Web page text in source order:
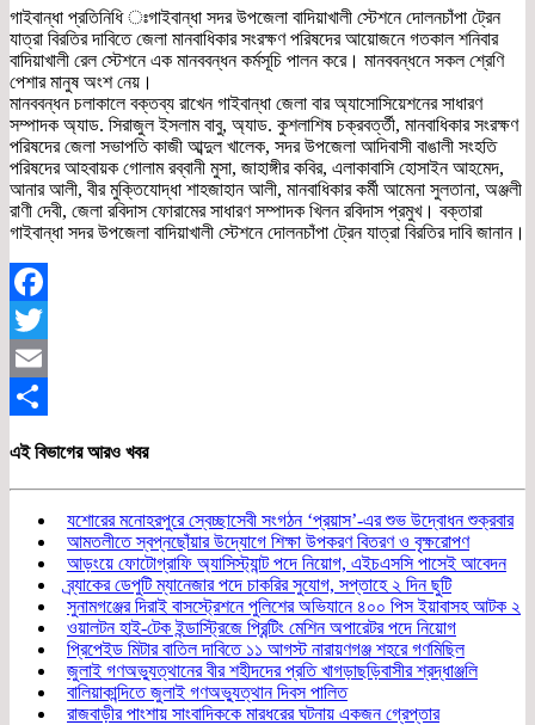
গাইবান্ধা প্রতিনিধি ঃগাইবান্ধা সদর উপজেলা বাদিয়াখালী স্টেশনে দোলনচাঁপা ট্রেন
যাত্রা বিরতির দাবিতে জেলা মানবাধিকার সংরক্ষণ পরিষদের আয়োজনে গতকাল শনিবার
বাদিয়াখালী রেল স্টেশনে এক মানববন্ধন কর্মসূচি পালন করে। মানববন্ধনে সকল শ্রেণি
পেশার মানুষ অংশ নেয়।
মানববন্ধন চলাকালে বক্তব্য রাখেন গাইবান্ধা জেলা বার অ্যাসোসিয়েশনের সাধারণ
সম্পাদক অ্যাড. সিরাজুল ইসলাম বাবু, অ্যাড. কুশলাশিষ চক্রবর্ত্তী, মানবাধিকার সংরক্ষণ
পরিষদের জেলা সভাপতি কাজী আব্দুল খালেক, সদর উপজেলা আদিবাসী বাঙালী সংহতি
পরিষদের আহবায়ক গোলাম রব্বানী মুসা, জাহাঙ্গীর কবির, এলাকাবাসি হোসাইন আহমেদ,
আনার আলী, বীর মুক্তিযোদ্ধা শাহজাহান আলী, মানবাধিকার কর্মী আমেনা সুলতানা, অঞ্জলী
রাণী দেবী, জেলা রবিদাস ফোরামের সাধারণ সম্পাদক খিলন রবিদাস প্রমুখ। বক্তারা
গাইবান্ধা সদর উপজেলা বাদিয়াখালী স্টেশনে দোলনচাঁপা ট্রেন যাত্রা বিরতির দাবি জানান।
Facebook
Twitter
Email
এই বিভাগের আরও খবর
যশোরের মনোহরপুরে স্বেচ্ছাসেবী সংগঠন ‘প্রয়াস’-এর শুভ উদ্বোধন শুক্রবার
আমতলীতে স্বপ্নছোঁয়ার উদ্যোগে শিক্ষা উপকরণ বিতরণ ও বৃক্ষরোপণ
আড়ংয়ে ফোটোগ্রাফি অ্যাসিস্ট্যান্ট পদে নিয়োগ, এইচএসসি পাসেই আবেদন
ব্র্যাকের ডেপুটি ম্যানেজার পদে চাকরির সুযোগ, সপ্তাহে ২ দিন ছুটি
সুনামগঞ্জের দিরাই বাসস্ট্রেশনে পুলিশের অভিযানে ৪০০ পিস ইয়াবাসহ আটক ২
ওয়ালটন হাই-টেক ইন্ডাস্ট্রিজে প্রিন্টিং মেশিন অপারেটর পদে নিয়োগ
প্রিপেইড মিটার বাতিল দাবিতে ১১ আগস্ট নারায়ণগঞ্জ শহরে গণমিছিল
জুলাই গণঅভ্যুত্থানের বীর শহীদদের প্রতি খাগড়াছড়িবাসীর শ্রদ্ধাঞ্জলি
বালিয়াকান্দিতে জুলাই গণঅভ্যুত্থান দিবস পালিত
রাজবাড়ীর পাংশায় সাংবাদিককে মারধরের ঘটনায় একজন গ্রেপ্তার